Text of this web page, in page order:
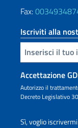
Fax:
Iscriviti alla
Inserisci la tua email
Accettazione
Autorizzo il
Decreto Legislativo
Sì, voglio